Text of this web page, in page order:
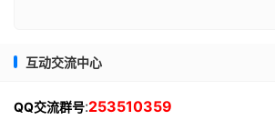
互动交流中心
QQ交流群号:253510359